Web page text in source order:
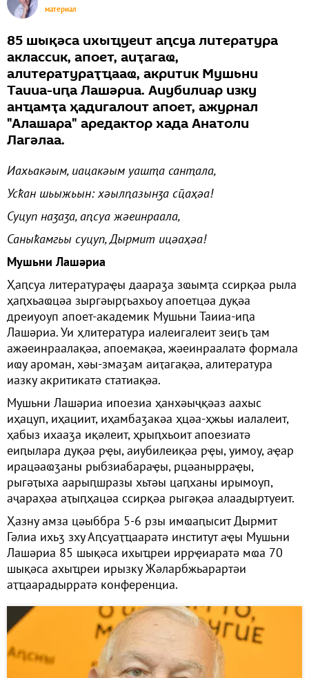
материал
85 шықәса ихыҵуеит аԥсуа литература
аклассик, апоет, аиҭагаҩ,
алитератураҭҵааҩ, акритик Мушьни
Таииа-иԥа Лашәриа. Аиубилиар изку
анҵамҭа ҳадигалоит апоет, ажурнал
"Алашара" аредактор хада Анатоли
Лагәлаа.
Иахьакәым, иацакәым уашҭа санҭала,
Усҟан шьыжьын: хәылԥазынӡа сҵаҳәа!
Суцуп наӡаӡа, аԥсуа жәеинраала,
Саныҟамгьы суцуп, Дырмит ицәаҳәа!
Мушьни Лашәриа
Ҳаԥсуа литератураҿы даараӡа зҩымҭа ссирқәа рыла
ҳаԥхьаҩцәа зыргәырӷьахьоу апоетцәа дуқәа
дреиуоуп апоет-академик Мушьни Таииа-иԥа
Лашәриа. Уи ҳлитература иалеигалеит зеиӷь ҭам
ажәеинраалақәа, апоемақәа, жәеинраалатә формала
иҩу ароман, хәы-змаӡам аиҭагақәа, алитература
иазку акритикатә статиақәа.
Мушьни Лашәриа ипоезиа ҳанхәыҷқәаз аахыс
иҳацуп, иҳациит, иҳамбаӡакәа ҳцәа-ҳжьы иалалеит,
ҳабыз ихааӡа иқәлеит, ҳрыԥхьоит апоезиатә
еиԥылара дуқәа рҿы, аиубилеиқәа рҿы, уимоу, аҿар
ирацәаҩӡаны рыбзиабараҿы, рцәанырраҿы,
рыгәҭыха аарыԥшразы хьтәы цаԥханы ирымоуп,
аҷараҳәа аҭыԥҳацәа ссирқәа рыгәқәа алаадыртуеит.
Ҳазну амза цәыббра 5-6 рзы имҩаԥысит Дырмит
Гәлиа ихьӡ зху Аԥсуаҭҵааратә институт аҿы Мушьни
Лашәриа 85 шықәса ихыҵреи иррҿиаратә мҩа 70
шықәса ахыҵреи ирызку Жәларбжьарартәи
аҭҵаарадырратә конференциа.